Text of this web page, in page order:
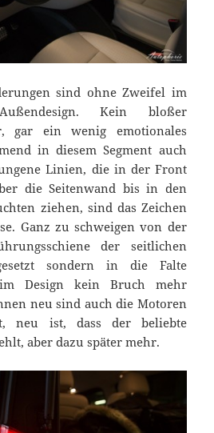
sind ohne Zweifel im
Kein bloßer
gar ein wenig emotionales
in diesem Segment auch
Linien, die in der Front
die Seitenwand bis in den
ziehen, sind das Zeichen
Ganz zu schweigen von der
der seitlichen
sondern in die Falte
im Design kein Bruch mehr
neu sind auch die Motoren
neu ist, dass der beliebte
aber dazu später mehr.